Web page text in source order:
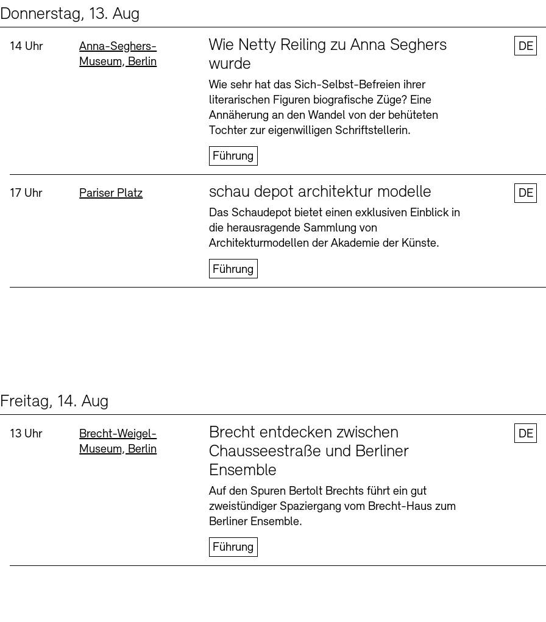
Donnerstag, 13. Aug
Uhrzeit:
14 Uhr Standort
Anna-Seghers-
Museum, Berlin
Wie Netty Reiling zu Anna Seghers
wurde
Wie sehr hat das Sich-Selbst-Befreien ihrer
literarischen Figuren biografische Züge? Eine
Annäherung an den Wandel von der behüteten
Tochter zur eigenwilligen Schriftstellerin.
Führung
DE
Uhrzeit:
17 Uhr Standort
Pariser Platz schau depot architektur modelle
Das Schaudepot bietet einen exklusiven Einblick in
die herausragende Sammlung von
Architekturmodellen der Akademie der Künste.
Führung
DE
Freitag, 14. Aug
Uhrzeit:
13 Uhr Standort
Brecht-Weigel-
Museum, Berlin
Brecht entdecken zwischen
Chausseestraße und Berliner
Ensemble
Auf den Spuren Bertolt Brechts führt ein gut
zweistündiger Spaziergang vom Brecht-Haus zum
Berliner Ensemble.
Führung
DE